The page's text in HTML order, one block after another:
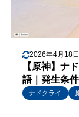
2026年4月18日
【原神】ナ
語｜発生条
ナドクライ